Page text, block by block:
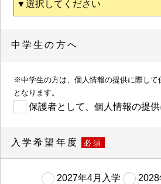
中学生の方へ
※中学生の方は、個人情報の提供に際して
となります。
保護者として、個人情報の提
入学希望年度 必須
2027年4月入学 2028